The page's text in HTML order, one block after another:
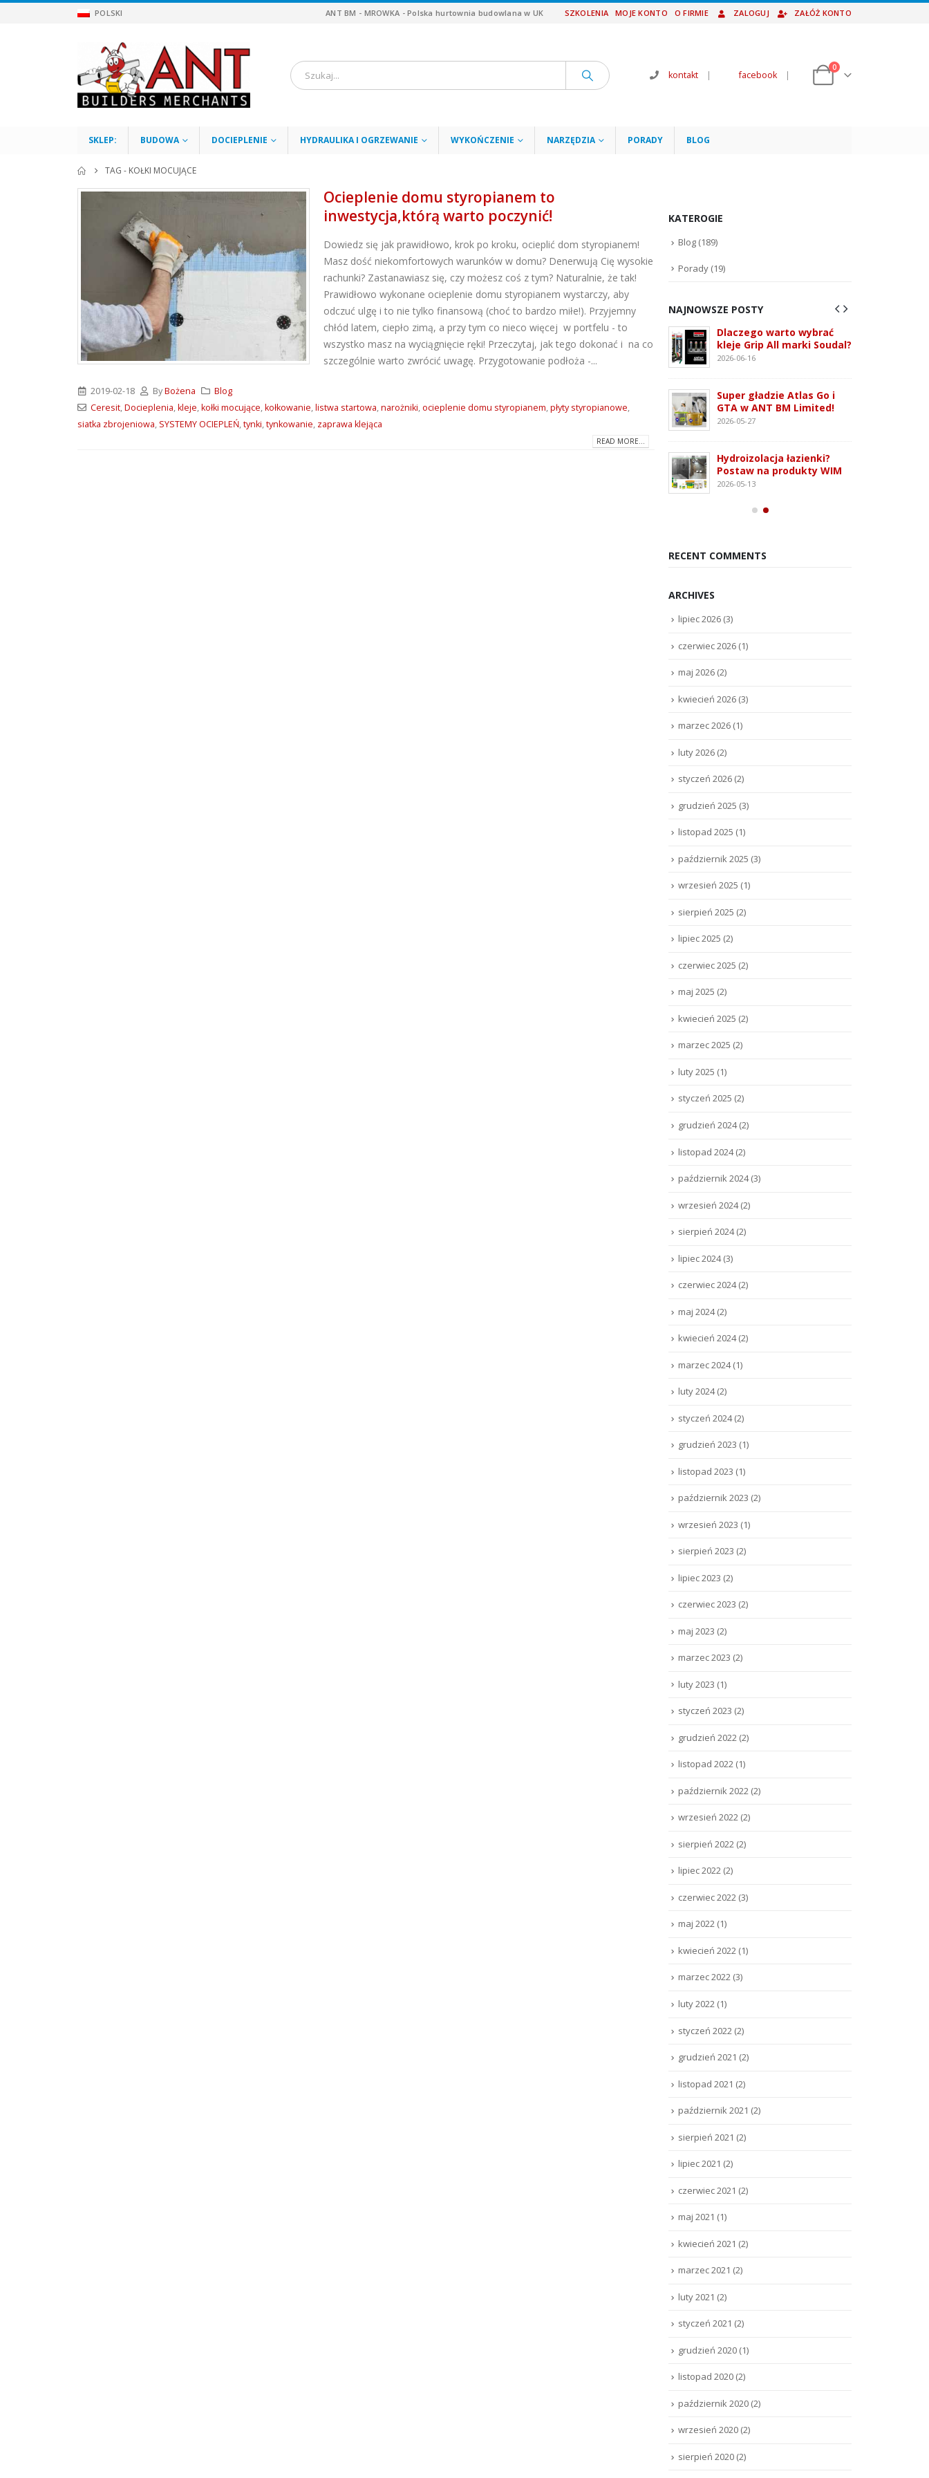
POLSKI ANT BM - MROWKA - Polska hurtownia budowlana w UK SZKOLENIA MOJE KONTO O FIRMIE ZALOGUJ ZAŁÓŻ KONTO
kontakt | facebook |
0
SKLEP: BUDOWA DOCIEPLENIE HYDRAULIKA I OGRZEWANIE WYKOŃCZENIE NARZĘDZIA PORADY BLOG
TAG - KOŁKI MOCUJĄCE
Ocieplenie domu styropianem to
inwestycja,którą warto poczynić!
Dowiedz się jak prawidłowo, krok po kroku, ocieplić dom styropianem!
Masz dość niekomfortowych warunków w domu? Denerwują Cię wysokie
rachunki? Zastanawiasz się, czy możesz coś z tym? Naturalnie, że tak!
Prawidłowo wykonane ocieplenie domu styropianem wystarczy, aby
odczuć ulgę i to nie tylko finansową (choć to bardzo miłe!). Przyjemny
chłód latem, ciepło zimą, a przy tym co nieco więcej w portfelu - to
wszystko masz na wyciągnięcie ręki! Przeczytaj, jak tego dokonać i na co
szczególnie warto zwrócić uwagę. Przygotowanie podłoża -...
2019-02-18 ByBożena
Blog
Ceresit,Docieplenia,kleje,kołki mocujące,kołkowanie,listwa startowa,narożniki,ocieplenie domu styropianem,płyty styropianowe,
siatka zbrojeniowa, SYSTEMY OCIEPLEŃ,tynki,tynkowanie, zaprawa klejąca
READ MORE...
KATEROGIE
Blog (189)
Porady (19)
NAJNOWSZE POSTY
ATLAS M-SYSTEM 3G –
nowoczesny system
montażu płyt G-K i OSB
Wkręty farmerskie WFD –
rodzaje i zastosowanie
2026-07-27
Dlaczego warto wybrać
kleje Grip All marki Soudal?
2026-06-16
GTA w ANT BM Limited!
2026-05-27
ATLAS M-SYSTEM 3G –
nowoczesny system
montażu płyt G-K i OSB
2026-07-31
Wkręty farmerskie WFD –
Dlaczego warto wybrać
kleje Grip All marki Soudal?
2026-06-16
Super gładzie Atlas Go i
GTA w ANT BM Limited!
2026-05-27
Hydroizolacja łazienki?
Postaw na produkty WIM
2026-05-13
RECENT COMMENTS
ARCHIVES
lipiec 2026 (3)
czerwiec 2026 (1)
maj 2026 (2)
kwiecień 2026 (3)
marzec 2026 (1)
luty 2026 (2)
styczeń 2026 (2)
grudzień 2025 (3)
listopad 2025 (1)
październik 2025 (3)
wrzesień 2025 (1)
sierpień 2025 (2)
lipiec 2025 (2)
czerwiec 2025 (2)
maj 2025 (2)
kwiecień 2025 (2)
marzec 2025 (2)
luty 2025 (1)
styczeń 2025 (2)
grudzień 2024(2)
listopad 2024(2)
październik 2024(3)
wrzesień 2024(2)
sierpień 2024(2)
lipiec 2024(3)
czerwiec 2024(2)
maj 2024(2)
kwiecień 2024(2)
marzec 2024(1)
luty 2024(2)
styczeń 2024(2)
grudzień 2023 (1)
listopad 2023 (1)
październik 2023 (2)
wrzesień 2023 (1)
sierpień 2023 (2)
lipiec 2023 (2)
czerwiec 2023 (2)
maj 2023 (2)
marzec 2023 (2)
luty 2023 (1)
styczeń 2023 (2)
grudzień 2022 (2)
listopad 2022 (1)
październik 2022 (2)
wrzesień 2022 (2)
sierpień 2022 (2)
lipiec 2022 (2)
czerwiec 2022 (3)
maj 2022 (1)
kwiecień 2022 (1)
marzec 2022 (3)
luty 2022 (1)
styczeń 2022 (2)
grudzień 2021 (2)
listopad 2021 (2)
październik 2021 (2)
sierpień 2021 (2)
lipiec 2021 (2)
czerwiec 2021 (2)
maj 2021 (1)
kwiecień 2021 (2)
marzec 2021 (2)
luty 2021 (2)
styczeń 2021 (2)
grudzień 2020 (1)
listopad 2020 (2)
październik 2020 (2)
wrzesień 2020 (2)
sierpień 2020 (2)